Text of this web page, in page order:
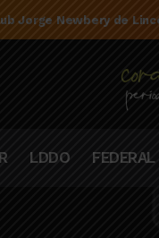
de la campaña de El
LDDO FEDERAL